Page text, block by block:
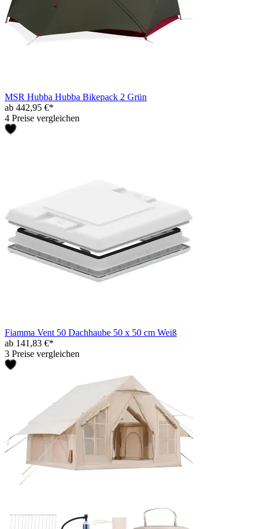
MSR Hubba Hubba Bikepack 2 Grün
ab 442,95 €*
4 Preise vergleichen
Fiamma Vent 50 Dachhaube 50 x 50 cm Weiß
ab 141,83 €*
3 Preise vergleichen